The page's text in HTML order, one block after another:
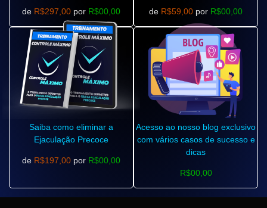
de R$297,00 por R$00,00 de R$59,00 por R$00,00
Saiba como eliminar a
Ejaculação Precoce
de R$197,00 por R$00,00
Acesso ao nosso blog exclusivo
com vários casos de sucesso e
dicas
R$00,00